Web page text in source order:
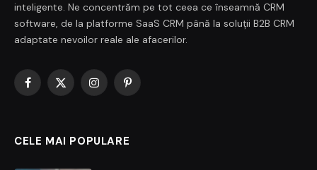
inteligente. Ne concentrăm pe tot ceea ce înseamnă CRM
software, de la platforme SaaS CRM până la soluții B2B CRM
adaptate nevoilor reale ale afacerilor.
Facebook
X
InstagramPinterest
CELE MAI POPULARE